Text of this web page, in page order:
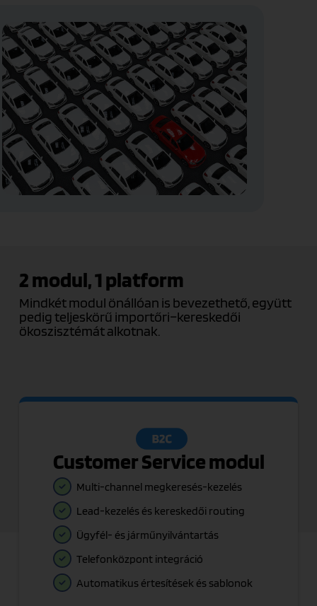
2 modul, 1 platform
Mindkét modul önállóan is bevezethető, együtt
pedig teljeskörű importőri–kereskedői
ökoszisztémát alkotnak.
Customer Service modul
Multi-channel megkeresés-kezelés
Lead-kezelés és kereskedői routing
Ügyfél- és járműnyilvántartás
Telefonközpont integráció
Automatikus értesítések és sablonok